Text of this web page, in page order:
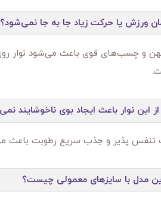
ورزش یا حرکت زیاد جا به‌ جا نمی‌شود؟
و چسب‌های قوی باعث می‌شود نوار روی
این نوار باعث ایجاد بوی ناخوشایند
تنفس‌ پذیر و جذب سریع رطوبت باعث
مدل با سایزهای معمولی چیست؟